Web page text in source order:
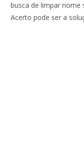
busca de limpar
Acerto pode ser a